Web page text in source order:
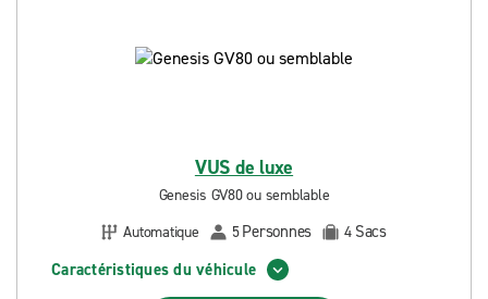
VUS de luxe
Genesis GV80 ou semblable
Automatique
5Personnes 4 Sacs
Caractéristiques du véhicule